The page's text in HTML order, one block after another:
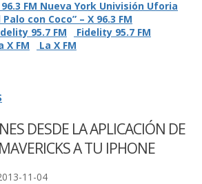
Palo con Coco” – X 96.3 FM
Fidelity 95.7 FM
La X FM
DESDE LA APLICACIÓN DE
A TU IPHONE
11-04